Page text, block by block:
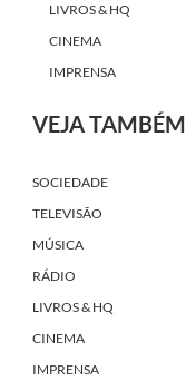
LIVROS & HQ
CINEMA
IMPRENSA
VEJA TAMBÉM
SOCIEDADE
TELEVISÃO
MÚSICA
RÁDIO
LIVROS & HQ
CINEMA
IMPRENSA